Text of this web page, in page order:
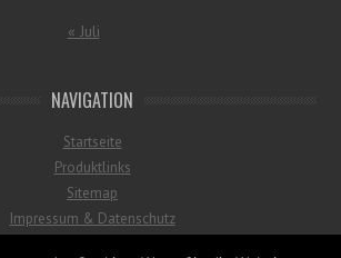
« Juli
NAVIGATION
Startseite
Produktlinks
Sitemap
Impressum & Datenschutz